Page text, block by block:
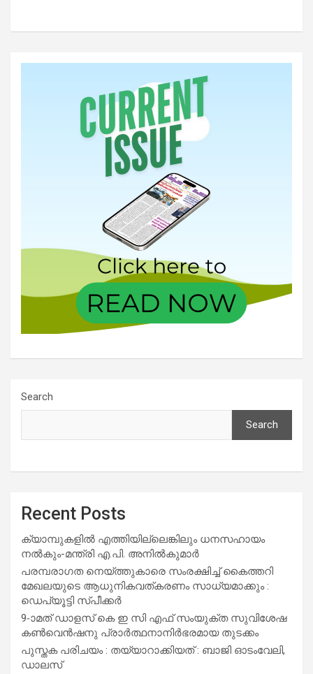
Search
Search
Recent Posts
ക്യാമ്പുകളിൽ എത്തിയില്ലെങ്കിലും ധനസഹായം
നൽകും-മന്ത്രി എ.പി. അനിൽകുമാർ
പരമ്പരാഗത നെയ്ത്തുകാരെ സംരക്ഷിച്ച് കൈത്തറി
മേഖലയുടെ ആധുനികവത്കരണം സാധ്യമാക്കും :
ഡെപ്യൂട്ടി സ്പീക്കർ
9-ാമത് ഡാളസ് കെ ഇ സി എഫ് സംയുക്ത സുവിശേഷ
കൺവെൻഷനു പ്രാർത്ഥനാനിർഭരമായ തുടക്കം
പുസ്തക പരിചയം : തയ്യാറാക്കിയത് : ബാജി ഓടംവേലി,
ഡാലസ്